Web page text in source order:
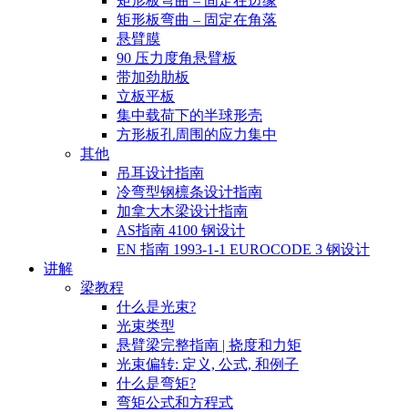
矩形板弯曲 – 固定在角落
悬臂膜
90 压力度角悬臂板
带加劲肋板
立板平板
集中载荷下的半球形壳
方形板孔周围的应力集中
其他
吊耳设计指南
冷弯型钢檩条设计指南
加拿大木梁设计指南
AS指南 4100 钢设计
EN 指南 1993-1-1 EUROCODE 3 钢设计
讲解
梁教程
什么是光束?
光束类型
悬臂梁完整指南 | 挠度和力矩
光束偏转: 定义, 公式, 和例子
什么是弯矩?
弯矩公式和方程式